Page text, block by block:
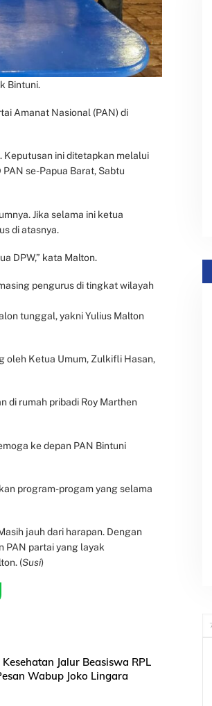
Bintuni.
Amanat Nasional (PAN) di
ini ditetapkan melalui
se-Papua Barat, Sabtu
Jika selama ini ketua
di atasnya.
DPW,” kata Malton.
pengurus di tingkat wilayah
tunggal, yakni Yulius Malton
oleh Ketua Umum, Zulkifli Hasan,
di rumah pribadi Roy Marthen
ke depan PAN Bintuni
program-progam yang selama
jauh dari harapan. Dengan
PAN partai yang layak
(Susi)
Jalur Beasiswa RPL
Wabup Joko Lingara